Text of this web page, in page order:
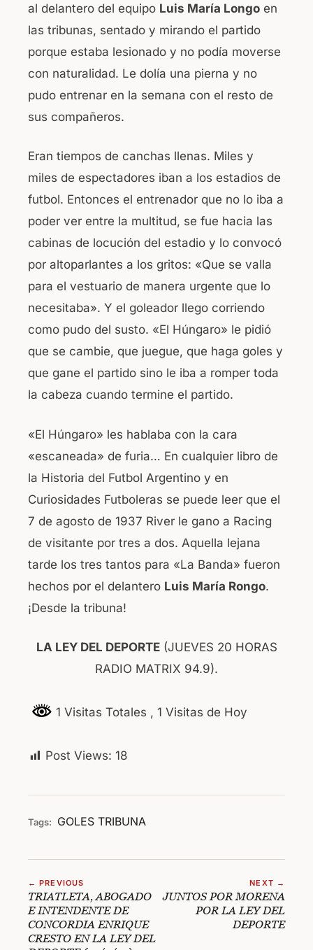
al delantero del equipo Luis María Longo en
las tribunas, sentado y mirando el partido
porque estaba lesionado y no podía moverse
con naturalidad. Le dolía una pierna y no
pudo entrenar en la semana con el resto de
sus compañeros.
Eran tiempos de canchas llenas. Miles y
miles de espectadores iban a los estadios de
futbol. Entonces el entrenador que no lo iba a
poder ver entre la multitud, se fue hacia las
cabinas de locución del estadio y lo convocó
por altoparlantes a los gritos: «Que se valla
para el vestuario de manera urgente que lo
necesitaba». Y el goleador llego corriendo
como pudo del susto. «El Húngaro» le pidió
que se cambie, que juegue, que haga goles y
que gane el partido sino le iba a romper toda
la cabeza cuando termine el partido.
«El Húngaro» les hablaba con la cara
«escaneada» de furia… En cualquier libro de
la Historia del Futbol Argentino y en
Curiosidades Futboleras se puede leer que el
7 de agosto de 1937 River le gano a Racing
de visitante por tres a dos. Aquella lejana
tarde los tres tantos para «La Banda» fueron
hechos por el delantero Luis María Rongo.
¡Desde la tribuna!
LA LEY DEL DEPORTE(JUEVES 20 HORAS
RADIO MATRIX 94.9).
1 Visitas Totales , 1 Visitas de Hoy
Post Views: 18
Tags: GOLES TRIBUNA
← PREVIOUS
TRIATLETA, ABOGADO
E INTENDENTE DE
CONCORDIA ENRIQUE
CRESTO EN LA LEY DEL
NEXT →
JUNTOS POR MORENA
POR LA LEY DEL
DEPORTE